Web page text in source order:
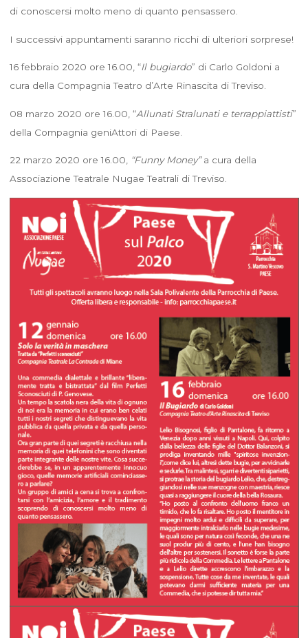
di conoscersi molto meno di quanto pensassero.
I successivi appuntamenti saranno ricchi di ulteriori sorprese!
16 febbraio 2020 ore 16.00, “Il bugiardo” di Carlo Goldoni a
cura della Compagnia Teatro d’Arte Rinascita di Treviso.
08 marzo 2020 ore 16.00, “Allunati Stralunati e terrappiattisti”
della Compagnia geniAttori di Paese.
22 marzo 2020 ore 16.00, “Funny Money”a cura della
Associazione Teatrale Nugae Teatrali di Treviso.